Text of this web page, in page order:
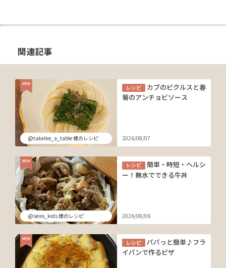
関連記事
@takeike_a_table 様のレシピ
レシピ
カブのピクルスと春
菊のアンチョビソース
2026/08/07
@seiro_kids 様のレシピ
レシピ
簡単・時短・ヘルシ
ー！無水でできる牛丼
2026/08/06
レシピ
パパっと簡単♪フラ
イパンで作るピザ